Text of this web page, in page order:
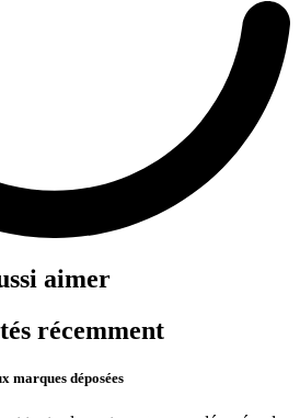
aimer
récemment
marques déposées